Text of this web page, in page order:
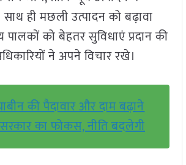
साथ ही मछली उत्पादन को बढ़ावा
को बेहतर सुविधाएं प्रदान की
ने अपने विचार रखे।
की पैदावार और दाम बढ़ाने
का फोकस, नीति बदलेगी